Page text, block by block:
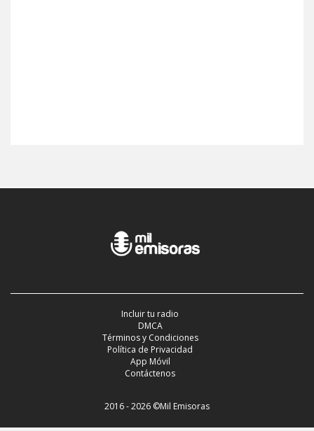
Incluir tu radio
DMCA
Términos y Condiciones
Política de Privacidad
App Móvil
Contáctenos
2016 - 2026 ©Mil Emisoras